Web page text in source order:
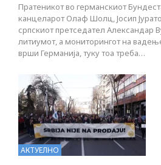
Пратеникот во германскиот
канцеларот Олаф Шолц, Јосип
српскиот претседател Александар
литиумот, а мониторингот на
врши Германија, туку тоа треба…
АКТУЕЛНО